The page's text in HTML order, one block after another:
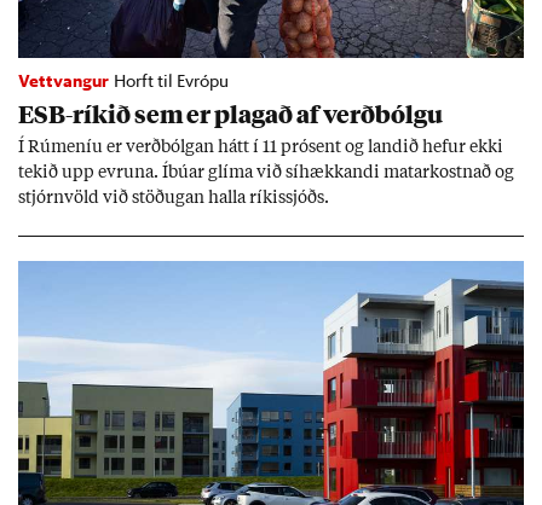
Vettvangur Horft til Evrópu
ESB-rík­ið sem er plag­að af verð­bólgu
Í Rúm­en­íu er verð­bólg­an hátt í 11 pró­sent og land­ið hef­ur ekki
tek­ið upp evr­una. Íbú­ar glíma við sí­hækk­andi mat­ar­kostn­að og
stjórn­völd við stöð­ug­an halla rík­is­sjóðs.